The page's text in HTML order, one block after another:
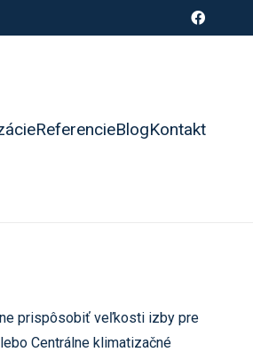
ReferencieBlogKontakt
prispôsobiť veľkosti izby pre
Centrálne klimatizačné